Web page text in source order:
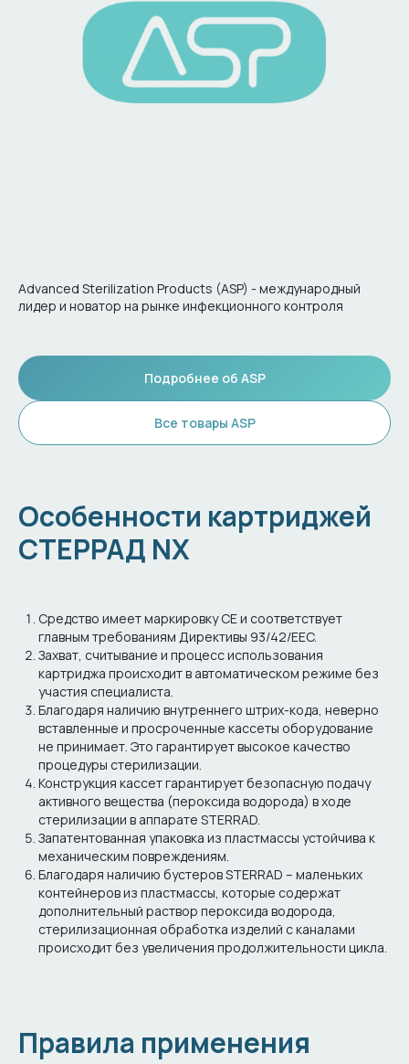
Advanced Sterilization Products (ASP) - международный
лидер и новатор на рынке инфекционного контроля
Подробнее об ASP
Все товары ASP
Особенности картриджей
СТЕРРАД NX
Средство имеет маркировку CE и соответствует
главным требованиям Директивы 93/42/EEC.
Захват, считывание и процесс использования
картриджа происходит в автоматическом режиме без
участия специалиста.
Благодаря наличию внутреннего штрих-кода, неверно
вставленные и просроченные кассеты оборудование
не принимает. Это гарантирует высокое качество
процедуры стерилизации.
Конструкция кассет гарантирует безопасную подачу
активного вещества (пероксида водорода) в ходе
стерилизации в аппарате STERRAD.
Запатентованная упаковка из пластмассы устойчива к
механическим повреждениям.
Благодаря наличию бустеров STERRAD – маленьких
контейнеров из пластмассы, которые содержат
дополнительный раствор пероксида водорода,
стерилизационная обработка изделий с каналами
происходит без увеличения продолжительности цикла.
Правила применения